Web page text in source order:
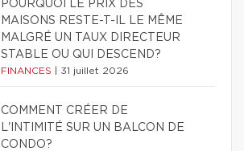
POURQUOI LE PRIX DES
MAISONS RESTE-T-IL LE MÊME
MALGRÉ UN TAUX DIRECTEUR
STABLE OU QUI DESCEND?
FINANCES 31 juillet 2026
COMMENT CRÉER DE
L'INTIMITÉ SUR UN BALCON DE
CONDO?